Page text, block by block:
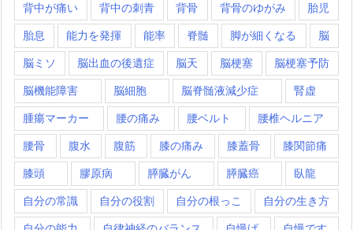
背中が痛い 背中の刺青 背骨 背骨のゆがみ 胎児
胎息 能力を発揮 能率 脊髄 脚が細くなる 脳
脳ミソ 脳出血の後遺症 脳天 脳梗塞 脳梗塞予防
脳機能障害 脳細胞 脳脊髄液減少症 腎虚
腫瘍マーカー 腰の痛み 腰ベルト 腰椎ヘルニア
腰骨 腹水 腹筋 膝の痛み 膝蓋骨 膝関節痛
膝頭 膠原病 膵臓がん 膵臓癌 臥龍
自分の常識 自分の役割 自分の根っこ 自分の生き方